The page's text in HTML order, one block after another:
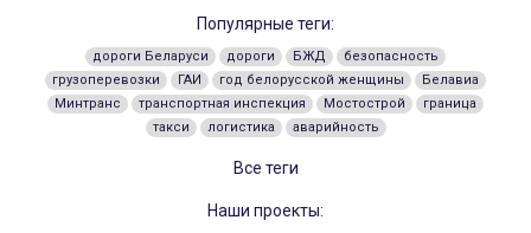
Популярные теги:
дороги Беларуси дороги БЖД
безопасность
грузоперевозки
ГАИ год белорусской женщины
Белавиа
Минтранс
транспортная инспекция Мостострой
граница
такси
логистика аварийность
Все теги
Наши проекты: